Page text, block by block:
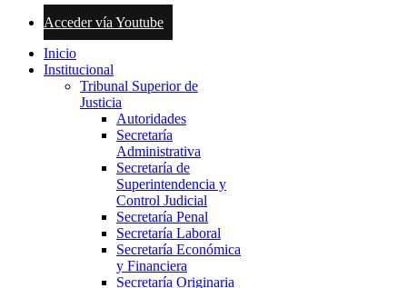
Acceder vía Youtube
Inicio
Institucional
Tribunal Superior de
Justicia
Autoridades
Secretaría
Administrativa
Secretaría de
Superintendencia y
Control Judicial
Secretaría Penal
Secretaría Laboral
Secretaría Económica
y Financiera
Secretaría Originaria